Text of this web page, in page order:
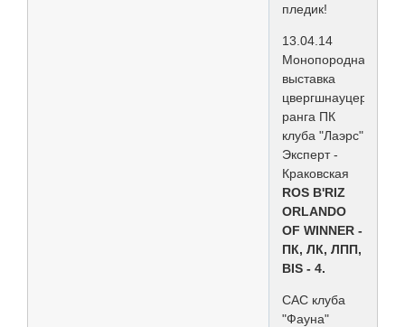
пледик!
13.04.14
Монопородная
выставка
цвергшнауцеров
ранга ПК
клуба "Лаэрс"
Эксперт -
Краковская
ROS B'RIZ
ORLANDO
OF WINNER -
ПК, ЛК, ЛПП,
BIS - 4.
САС клуба
"Фауна"